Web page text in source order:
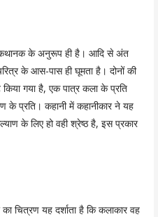
के कथानक के अनुरूप ही है। आदि से अंत
के आस-पास ही घूमता है। दोनों की
गया है, एक पात्र कला के प्रति
के प्रति। कहानी में कहानीकार ने यह
के लिए हो वही श्रेष्ठ है, इस प्रकार
चित्रण यह दर्शाता है कि कलाकार वह